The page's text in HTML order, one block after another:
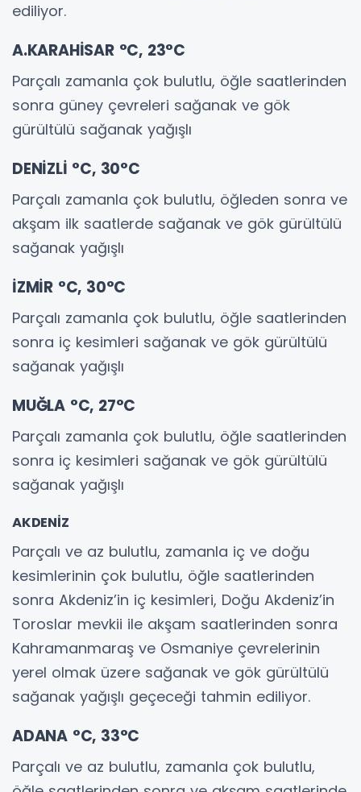
ediliyor.
A.KARAHİSAR °C, 23°C
Parçalı zamanla çok bulutlu, öğle saatlerinden
sonra güney çevreleri sağanak ve gök
gürültülü sağanak yağışlı
DENİZLİ °C, 30°C
Parçalı zamanla çok bulutlu, öğleden sonra ve
akşam ilk saatlerde sağanak ve gök gürültülü
sağanak yağışlı
İZMİR °C, 30°C
Parçalı zamanla çok bulutlu, öğle saatlerinden
sonra iç kesimleri sağanak ve gök gürültülü
sağanak yağışlı
MUĞLA °C, 27°C
Parçalı zamanla çok bulutlu, öğle saatlerinden
sonra iç kesimleri sağanak ve gök gürültülü
sağanak yağışlı
AKDENİZ
Parçalı ve az bulutlu, zamanla iç ve doğu
kesimlerinin çok bulutlu, öğle saatlerinden
sonra Akdeniz’in iç kesimleri, Doğu Akdeniz’in
Toroslar mevkii ile akşam saatlerinden sonra
Kahramanmaraş ve Osmaniye çevrelerinin
yerel olmak üzere sağanak ve gök gürültülü
sağanak yağışlı geçeceği tahmin ediliyor.
ADANA °C, 33°C
Parçalı ve az bulutlu, zamanla çok bulutlu,